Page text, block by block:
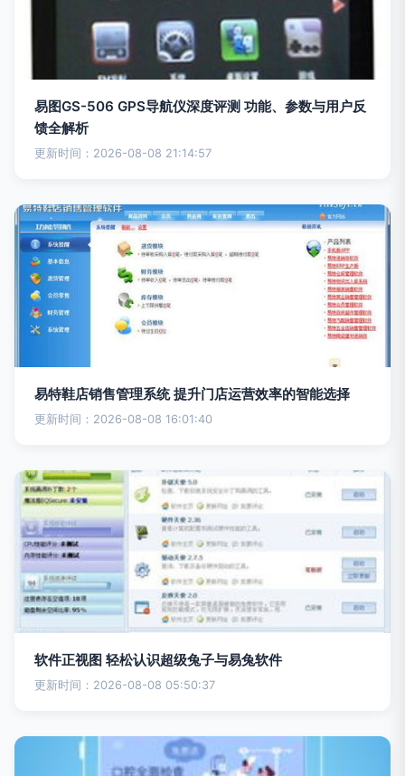
易图GS-506 GPS导航仪深度评测 功能、参数与用户反
馈全解析
更新时间：2026-08-08 21:14:57
易特鞋店销售管理系统 提升门店运营效率的智能选择
更新时间：2026-08-08 16:01:40
软件正视图 轻松认识超级兔子与易兔软件
更新时间：2026-08-08 05:50:37